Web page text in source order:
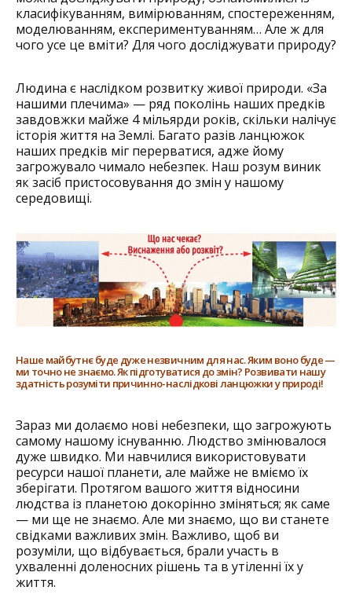
класифікуванням, вимірюванням, спостереженням,
моделюванням, експериментуванням… Але ж для
чого усе це вміти? Для чого досліджувати природу?
Людина є наслідком розвитку живої природи. «За
нашими плечима» — ряд поколінь наших предків
завдовжки майже 4 мільярди років, скільки налічує
історія життя на Землі. Багато разів ланцюжок
наших предків міг перерватися, адже йому
загрожувало чимало небезпек. Наш розум виник
як засіб пристосовування до змін у нашому
середовищі.
Наше майбутнє буде дуже незвичним для нас. Яким воно буде —
ми точно не знаємо. Як підготуватися до змін? Розвивати нашу
здатність розуміти причинно-наслідкові ланцюжки у природі!
Зараз ми долаємо нові небезпеки, що загрожують
самому нашому існуванню. Людство змінювалося
дуже швидко. Ми навчилися використовувати
ресурси нашої планети, але майже не вміємо їх
зберігати. Протягом вашого життя відносини
людства із планетою докорінно зміняться; як саме
— ми ще не знаємо. Але ми знаємо, що ви станете
свідками важливих змін. Важливо, щоб ви
розуміли, що відбувається, брали участь в
ухваленні доленосних рішень та в утіленні їх у
життя.